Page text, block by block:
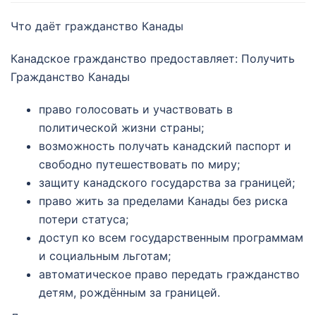
Что даёт гражданство Канады
Канадское гражданство предоставляет: Получить
Гражданство Канады
право голосовать и участвовать в
политической жизни страны;
возможность получать канадский паспорт и
свободно путешествовать по миру;
защиту канадского государства за границей;
право жить за пределами Канады без риска
потери статуса;
доступ ко всем государственным программам
и социальным льготам;
автоматическое право передать гражданство
детям, рождённым за границей.